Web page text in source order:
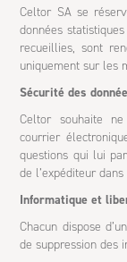
Celtor SA se
données
recueillies, sont
uniquement sur les
Sécurité des
Celtor souhaite
courrier
questions qui lui
de l’expéditeur
Informatique et
Chacun dispose
de suppression des